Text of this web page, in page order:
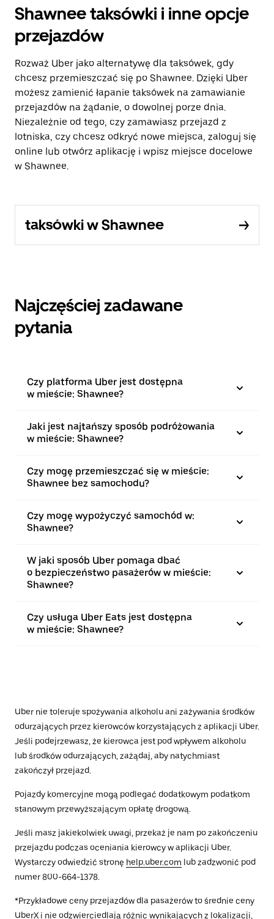
Shawnee taksówki i inne opcje
przejazdów
Rozważ Uber jako alternatywę dla taksówek, gdy
chcesz przemieszczać się po Shawnee. Dzięki Uber
możesz zamienić łapanie taksówek na zamawianie
przejazdów na żądanie, o dowolnej porze dnia.
Niezależnie od tego, czy zamawiasz przejazd z
lotniska, czy chcesz odkryć nowe miejsca, zaloguj się
online lub otwórz aplikację i wpisz miejsce docelowe
w Shawnee.
taksówki w Shawnee
Najczęściej zadawane
pytania
Czy platforma Uber jest dostępna
w mieście: Shawnee?
Jaki jest najtańszy sposób podróżowania
w mieście: Shawnee?
Czy mogę przemieszczać się w mieście:
Shawnee bez samochodu?
Czy mogę wypożyczyć samochód w:
Shawnee?
W jaki sposób Uber pomaga dbać
o bezpieczeństwo pasażerów w mieście:
Shawnee?
Czy usługa Uber Eats jest dostępna
w mieście: Shawnee?
Uber nie toleruje spożywania alkoholu ani zażywania środków
odurzających przez kierowców korzystających z aplikacji Uber.
Jeśli podejrzewasz, że kierowca jest pod wpływem alkoholu
lub środków odurzających, zażądaj, aby natychmiast
zakończył przejazd.
Pojazdy komercyjne mogą podlegać dodatkowym podatkom
stanowym przewyższającym opłatę drogową.
Jeśli masz jakiekolwiek uwagi, przekaż je nam po zakończeniu
przejazdu podczas oceniania kierowcy w aplikacji Uber.
Wystarczy odwiedzić stronę help.uber.com lub zadzwonić pod
numer 800-664-1378.
*Przykładowe ceny przejazdów dla pasażerów to średnie ceny
UberX i nie odzwierciedlają różnic wynikających z lokalizacji,